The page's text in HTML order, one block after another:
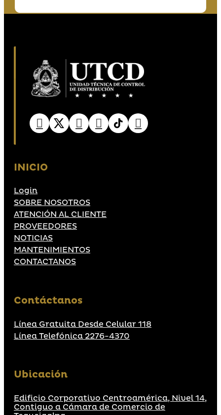
INICIO
Login
SOBRE NOSOTROS
ATENCIÓN AL CLIENTE
PROVEEDORES
NOTICIAS
MANTENIMIENTOS
CONTACTANOS
Contáctanos
Línea Gratuita Desde Celular 118
Línea Telefónica 2276-4370
Ubicación
Edificio Corporativo Centroamérica, Nivel 14,
Contiguo a Cámara de Comercio de